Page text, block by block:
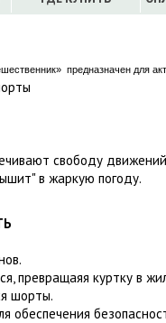
предназначен для
свободу
в жаркую погоду.
превращаяя куртку в
шорты.